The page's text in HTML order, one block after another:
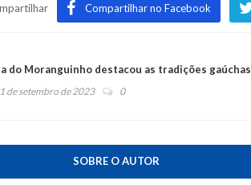
Compartilhar no Facebook
do Moranguinho destacou as tradições gaúchas
de setembro de 2023 0
SOBRE O AUTOR